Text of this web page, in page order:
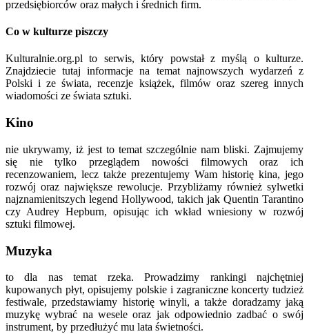
przedsiębiorców oraz małych i średnich firm.
Co w kulturze piszczy
Kulturalnie.org.pl to serwis, który powstał z myślą o kulturze.
Znajdziecie tutaj informacje na temat najnowszych wydarzeń z
Polski i ze świata, recenzje książek, filmów oraz szereg innych
wiadomości ze świata sztuki.
Kino
nie ukrywamy, iż jest to temat szczególnie nam bliski. Zajmujemy
się nie tylko przeglądem nowości filmowych oraz ich
recenzowaniem, lecz także prezentujemy Wam historię kina, jego
rozwój oraz największe rewolucje. Przybliżamy również sylwetki
najznamienitszych legend Hollywood, takich jak Quentin Tarantino
czy Audrey Hepburn, opisując ich wkład wniesiony w rozwój
sztuki filmowej.
Muzyka
to dla nas temat rzeka. Prowadzimy rankingi najchętniej
kupowanych płyt, opisujemy polskie i zagraniczne koncerty tudzież
festiwale, przedstawiamy historię winyli, a także doradzamy jaką
muzykę wybrać na wesele oraz jak odpowiednio zadbać o swój
instrument, by przedłużyć mu lata świetności.